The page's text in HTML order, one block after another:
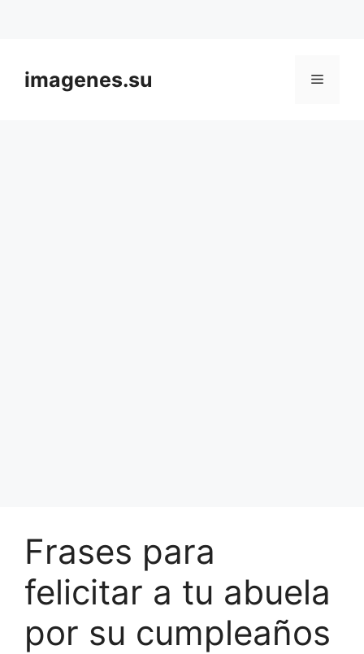
contentimagenes.su Menu
Frases para
felicitar a tu abuela
por su cumpleaños